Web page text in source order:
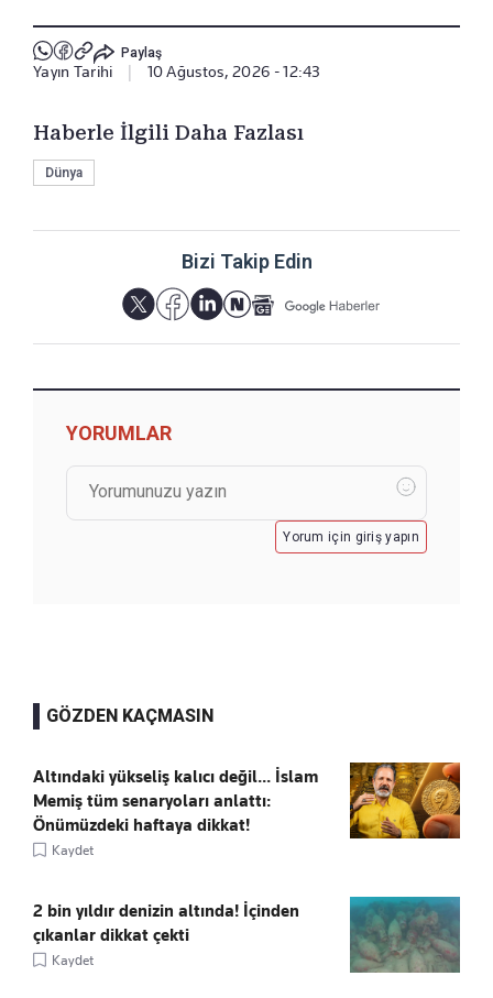
Paylaş
Yayın Tarihi 10 Ağustos, 2026 - 12:43
Haberle İlgili Daha Fazlası
Dünya
Bizi Takip Edin
YORUMLAR
Yorum için giriş yapın
GÖZDEN KAÇMASIN
Altındaki yükseliş kalıcı değil... İslam
Memiş tüm senaryoları anlattı:
Önümüzdeki haftaya dikkat!
Kaydet
2 bin yıldır denizin altında! İçinden
çıkanlar dikkat çekti
Kaydet